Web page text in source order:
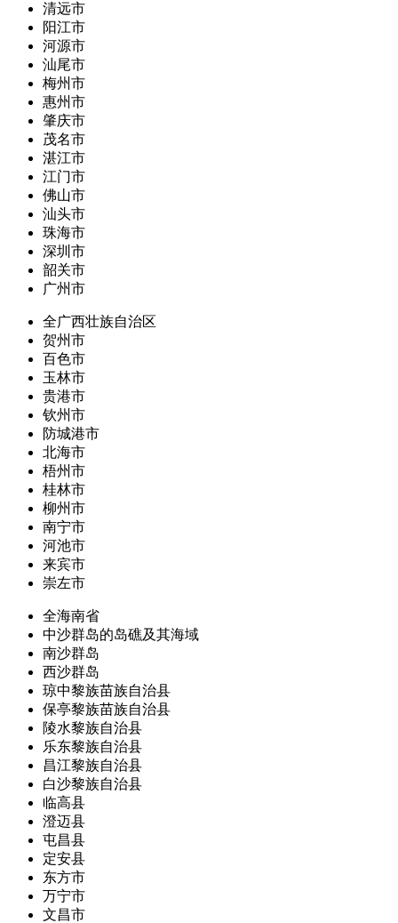
清远市
阳江市
河源市
汕尾市
梅州市
惠州市
肇庆市
茂名市
湛江市
江门市
佛山市
汕头市
珠海市
深圳市
韶关市
广州市
全广西壮族自治区
贺州市
百色市
玉林市
贵港市
钦州市
防城港市
北海市
梧州市
桂林市
柳州市
南宁市
河池市
来宾市
崇左市
全海南省
中沙群岛的岛礁及其海域
南沙群岛
西沙群岛
琼中黎族苗族自治县
保亭黎族苗族自治县
陵水黎族自治县
乐东黎族自治县
昌江黎族自治县
白沙黎族自治县
临高县
澄迈县
屯昌县
定安县
东方市
万宁市
文昌市